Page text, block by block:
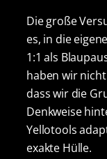
Die große
es, in die
1:1 als
haben wir
dass wir die
Denkweise
Yellotools
exakte Hülle.